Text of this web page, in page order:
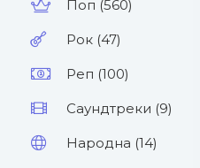
Поп (560)
Рок (47)
Реп (100)
Саундтреки (9)
Народна (14)